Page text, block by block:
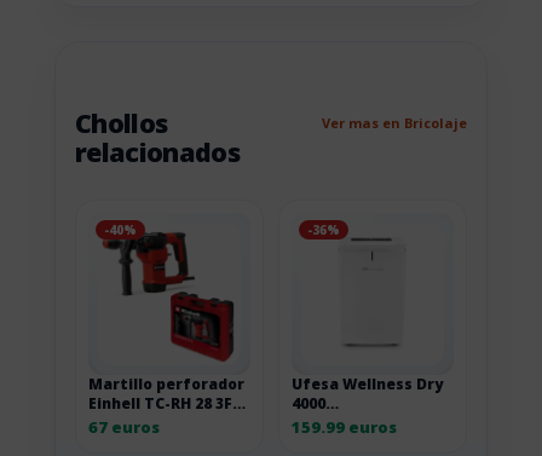
Chollos
relacionados
Ver mas en Bricolaje
-40%
Martillo perforador
Einhell TC-RH 28 3F
de 950 W
67 euros
-36%
Ufesa Wellness Dry
4000
deshumidificador
159.99 euros